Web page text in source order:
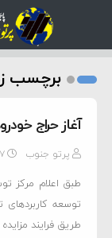
برچسب
آغاز حراج
پرتو جنوب
طبق اعلام مرکز
توسعه
طریق فرایند